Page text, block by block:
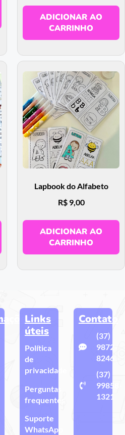
ADICIONAR AO
CARRINHO
Lapbook do Alfabeto
R$9,00
ADICIONAR AO
CARRINHO
de
Links
úteis
Política
de
privacidade
Perguntas
frequentes
Suporte
WhatsApp
Contato
(37)
9872-
8246
(37)
99858-
1321